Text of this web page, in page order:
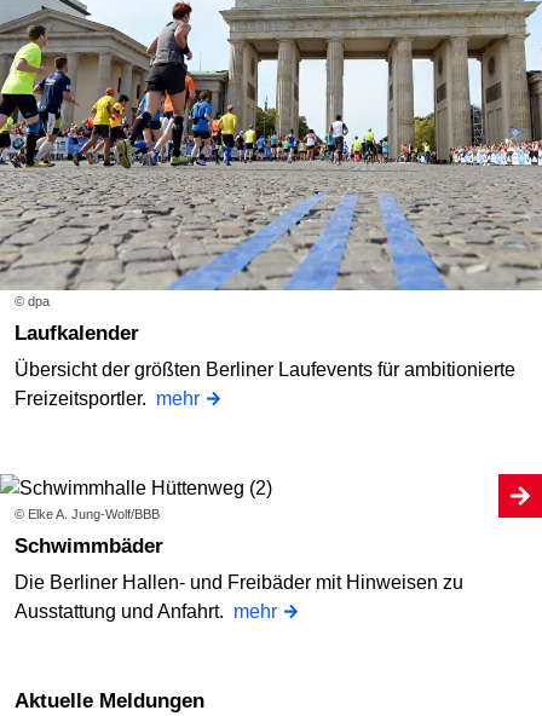
© dpa
Laufkalender
Übersicht der größten Berliner Laufevents für ambitionierte
Freizeitsportler. mehr
© Elke A. Jung-Wolf/BBB
Schwimmbäder
Die Berliner Hallen- und Freibäder mit Hinweisen zu
Ausstattung und Anfahrt. mehr
Aktuelle Meldungen